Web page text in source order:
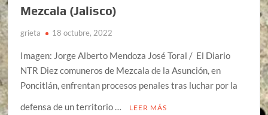
Mezcala (Jalisco)
grieta 18 octubre, 2022
Imagen: Jorge Alberto Mendoza José Toral / El Diario
NTR Diez comuneros de Mezcala de la Asunción, en
Poncitlán, enfrentan procesos penales tras luchar por la
defensa de un territorio …
LEER MÁS